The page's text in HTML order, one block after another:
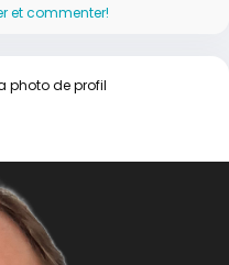
et commenter!
photo de profil